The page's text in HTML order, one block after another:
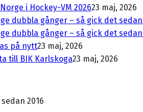
i Hockey-VM 202623 maj, 2026
dubbla gånger – så gick det
dubbla gånger – så gick det
på nytt23 maj, 2026
till BIK Karlskoga23 maj, 2026
2016